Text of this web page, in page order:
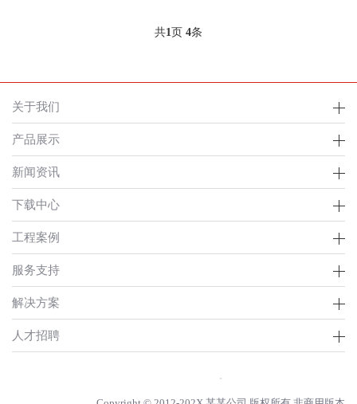
共1页 4条
关于我们
产品展示
新闻资讯
下载中心
工程案例
服务支持
解决方案
人才招聘